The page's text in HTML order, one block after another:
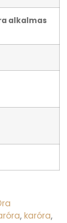
alkalmas
, karóra,